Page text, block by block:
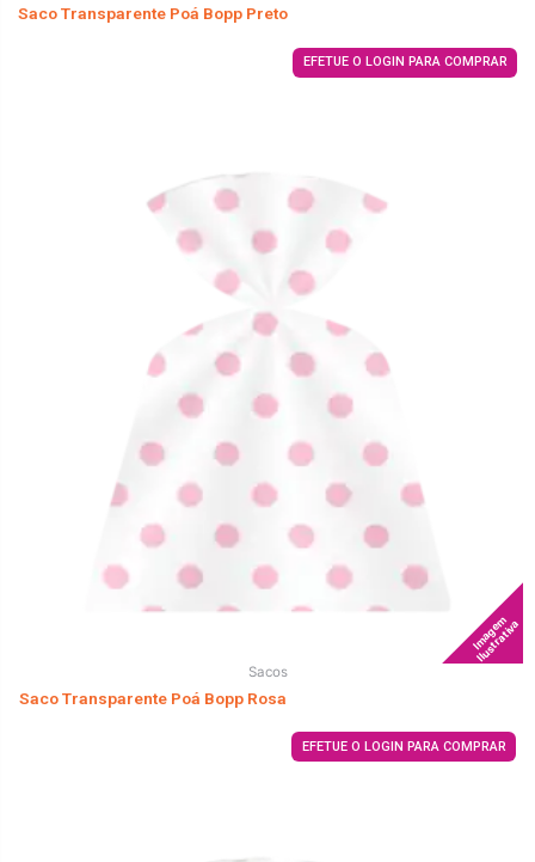
Saco Transparente Poá Bopp Preto
EFETUE O LOGIN PARA COMPRAR
Imagem
Ilustrativa
Sacos
Saco Transparente Poá Bopp Rosa
EFETUE O LOGIN PARA COMPRAR